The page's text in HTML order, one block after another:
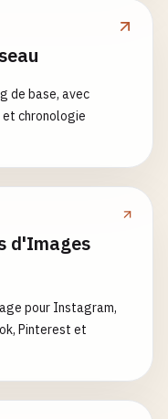
de base, avec
chronologie
d'Images
pour Instagram,
Pinterest et